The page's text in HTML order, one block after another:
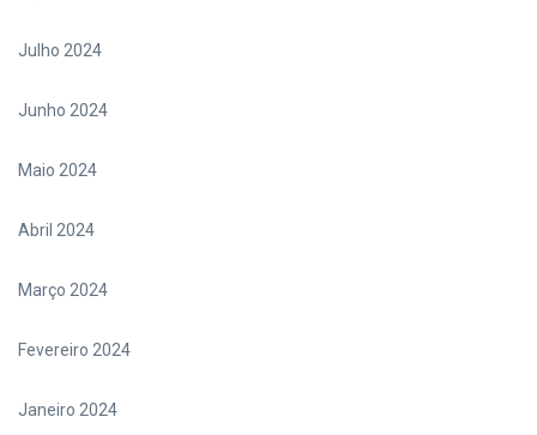
Julho 2024
Junho 2024
Maio 2024
Abril 2024
Março 2024
Fevereiro 2024
Janeiro 2024